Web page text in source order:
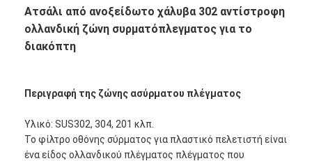
Ατσάλι από ανοξείδωτο χάλυβα 302 αντίστροφη
ολλανδική ζώνη συρματόπλεγματος για το
διακόπτη
Περιγραφή της ζώνης ασύρματου πλέγματος
Υλικό: SUS302, 304, 201 κλπ.
Το φίλτρο οθόνης σύρματος για πλαστικό πελετιστή είναι
ένα είδος ολλανδικού πλέγματος πλέγματος που